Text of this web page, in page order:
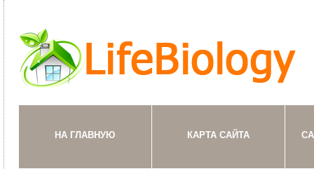
НА ГЛАВНУЮ КАРТА САЙТА